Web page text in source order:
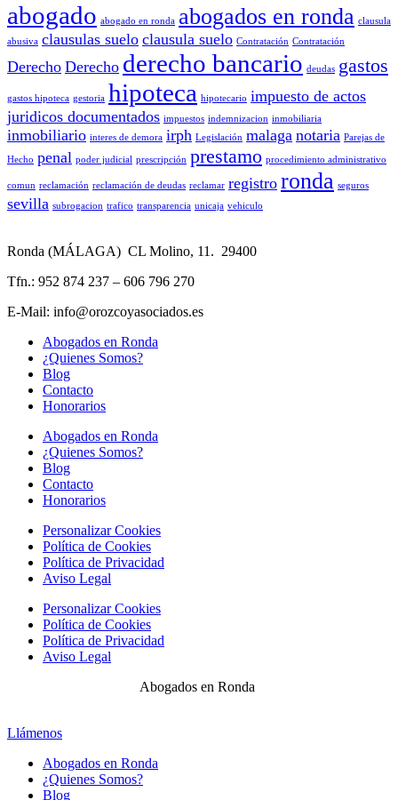
abogado abogado en ronda abogados en ronda clausula
abusiva clausulas suelo clausula suelo Contratación Contratación
Derecho Derecho derecho bancario deudas gastos
gastos hipoteca gestoria hipoteca hipotecario impuesto de actos
juridicos documentados impuestos indemnizacion inmobiliaria
inmobiliario interes de demora irph Legislación malaga notaria Parejas de
Hecho penal poder judicial prescripción prestamo procedimiento administrativo
comun reclamación reclamación de deudas reclamar registro ronda seguros
sevilla subrogacion trafico transparencia unicaja vehiculo
Ronda (MÁLAGA) CL Molino, 11. 29400
Tfn.: 952 874 237 – 606 796 270
E-Mail: info@orozcoyasociados.es
Abogados en Ronda
¿Quienes Somos?
Blog
Contacto
Honorarios
Abogados en Ronda
¿Quienes Somos?
Blog
Contacto
Honorarios
Personalizar Cookies
Política de Cookies
Política de Privacidad
Aviso Legal
Personalizar Cookies
Política de Cookies
Política de Privacidad
Aviso Legal
Abogados en Ronda
Llámenos
Abogados en Ronda
¿Quienes Somos?
Blog